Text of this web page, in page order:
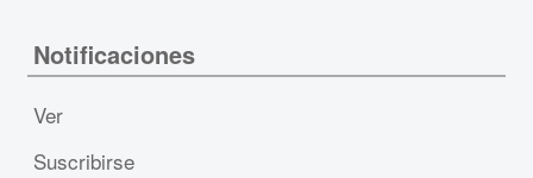
Notificaciones
Ver
Suscribirse